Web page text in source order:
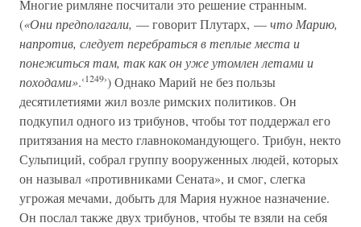
Многие римляне посчитали это решение странным.
(«Они предполагали, — говорит Плутарх, —что Марию,
напротив, следует перебраться в теплые места и
понежиться там, так как он уже утомлен летами и
походами».‹1249›) Однако Марий не без пользы
десятилетиями жил возле римских политиков. Он
подкупил одного из трибунов, чтобы тот поддержал его
притязания на место главнокомандующего. Трибун, некто
Сульпиций, собрал группу вооруженных людей, которых
он называл «противниками Сената», и смог, слегка
угрожая мечами, добыть для Мария нужное назначение.
Он послал также двух трибунов, чтобы те взяли на себя